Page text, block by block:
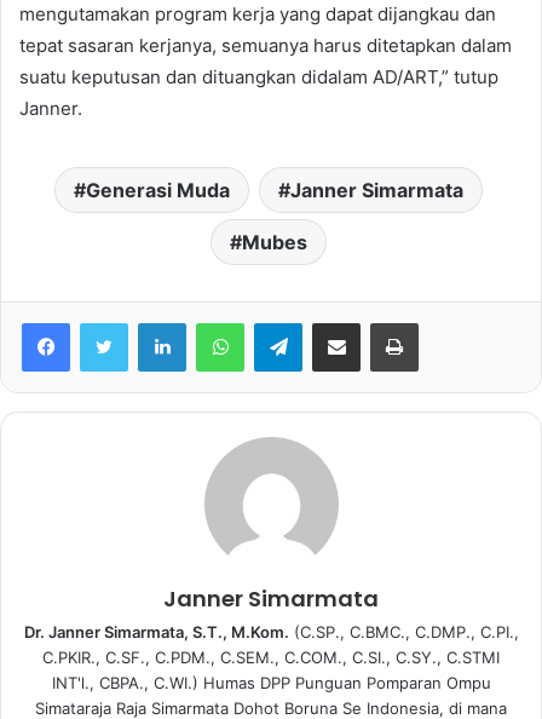
mengutamakan program kerja yang dapat dijangkau dan
tepat sasaran kerjanya, semuanya harus ditetapkan dalam
suatu keputusan dan dituangkan didalam AD/ART,” tutup
Janner.
Generasi Muda Janner Simarmata
Mubes
Telegram
Janner Simarmata
Dr. Janner Simarmata, S.T., M.Kom. (C.SP., C.BMC., C.DMP., C.PI.,
C.PKIR., C.SF., C.PDM., C.SEM., C.COM., C.SI., C.SY., C.STMI
INT'l., CBPA., C.WI.) Humas DPP Punguan Pomparan Ompu
Simataraja Raja Simarmata Dohot Boruna Se Indonesia, di mana